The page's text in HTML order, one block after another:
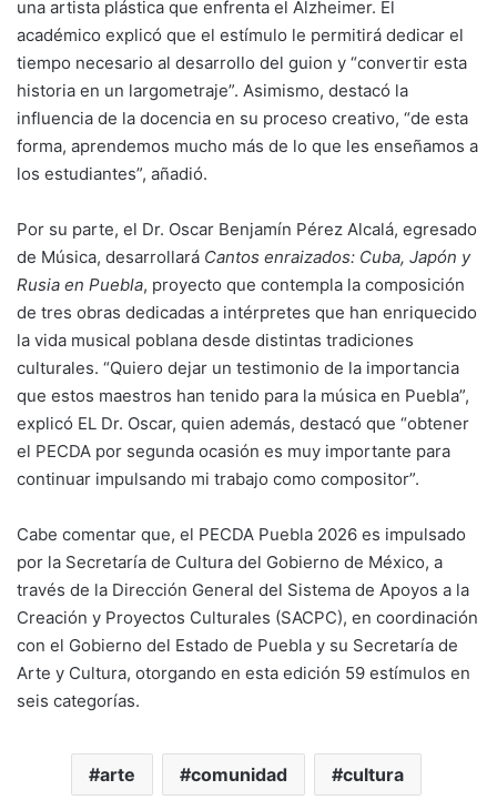
una artista plástica que enfrenta el Alzheimer. El
académico explicó que el estímulo le permitirá dedicar el
tiempo necesario al desarrollo del guion y “convertir esta
historia en un largometraje”. Asimismo, destacó la
influencia de la docencia en su proceso creativo, “de esta
forma, aprendemos mucho más de lo que les enseñamos a
los estudiantes”, añadió.
Por su parte, el Dr. Oscar Benjamín Pérez Alcalá, egresado
de Música, desarrollará Cantos enraizados: Cuba, Japón y
Rusia en Puebla, proyecto que contempla la composición
de tres obras dedicadas a intérpretes que han enriquecido
la vida musical poblana desde distintas tradiciones
culturales. “Quiero dejar un testimonio de la importancia
que estos maestros han tenido para la música en Puebla”,
explicó EL Dr. Oscar, quien además, destacó que “obtener
el PECDA por segunda ocasión es muy importante para
continuar impulsando mi trabajo como compositor”.
Cabe comentar que, el PECDA Puebla 2026 es impulsado
por la Secretaría de Cultura del Gobierno de México, a
través de la Dirección General del Sistema de Apoyos a la
Creación y Proyectos Culturales (SACPC), en coordinación
con el Gobierno del Estado de Puebla y su Secretaría de
Arte y Cultura, otorgando en esta edición 59 estímulos en
seis categorías.
arte comunidad cultura